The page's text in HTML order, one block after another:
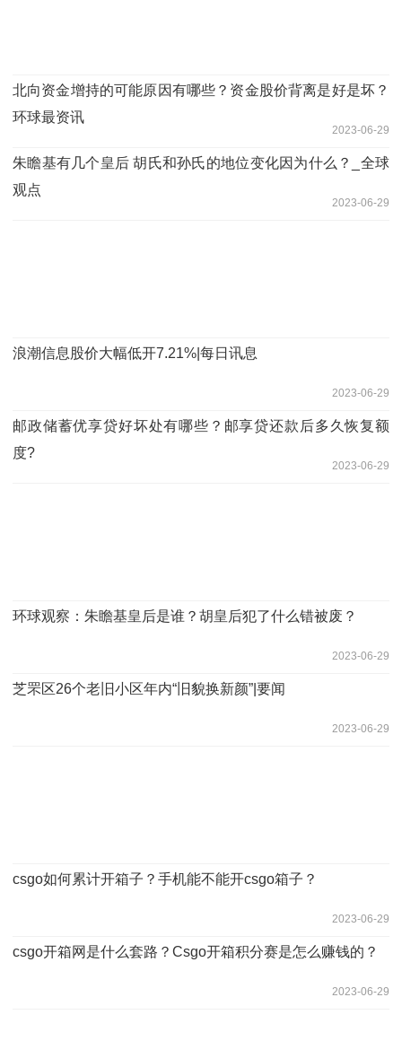
北向资金增持的可能原因有哪些？资金股价背离是好是坏？
环球最资讯
2023-06-29
朱瞻基有几个皇后 胡氏和孙氏的地位变化因为什么？_全球
观点
2023-06-29
浪潮信息股价大幅低开7.21%|每日讯息
2023-06-29
邮政储蓄优享贷好坏处有哪些？邮享贷还款后多久恢复额
度?
2023-06-29
环球观察：朱瞻基皇后是谁？胡皇后犯了什么错被废？
2023-06-29
芝罘区26个老旧小区年内“旧貌换新颜”|要闻
2023-06-29
csgo如何累计开箱子？手机能不能开csgo箱子？
2023-06-29
csgo开箱网是什么套路？Csgo开箱积分赛是怎么赚钱的？
2023-06-29